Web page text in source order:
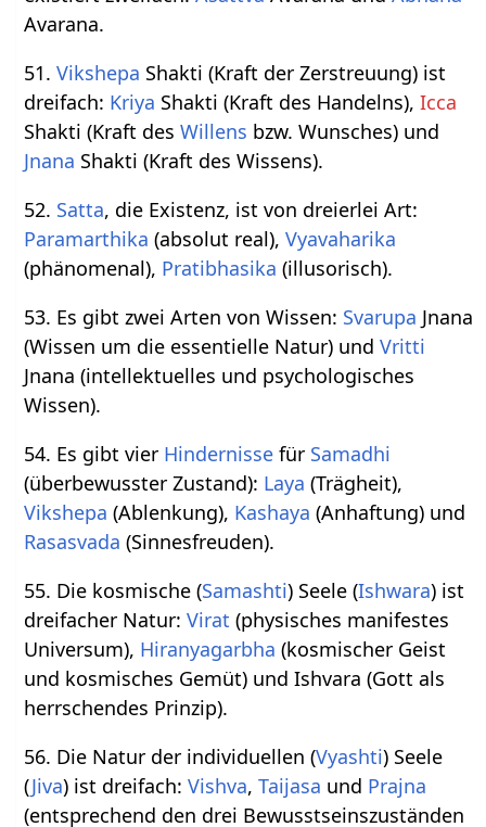
Avarana.
51.Vikshepa Shakti (Kraft der Zerstreuung) ist
dreifach: Kriya Shakti (Kraft des Handelns),Icca
Shakti (Kraft desWillens bzw. Wunsches) und
Jnana Shakti (Kraft des Wissens).
52. Satta, die Existenz, ist von dreierlei Art:
Paramarthika (absolut real),Vyavaharika
(phänomenal), Pratibhasika (illusorisch).
53. Es gibt zwei Arten von Wissen: Svarupa Jnana
(Wissen um die essentielle Natur) undVritti
Jnana (intellektuelles und psychologisches
Wissen).
54. Es gibt vier Hindernisse für Samadhi
(überbewusster Zustand): Laya (Trägheit),
Vikshepa (Ablenkung), Kashaya (Anhaftung) und
Rasasvada (Sinnesfreuden).
55. Die kosmische (Samashti) Seele (Ishwara) ist
dreifacher Natur:Virat (physisches manifestes
Universum), Hiranyagarbha (kosmischer Geist
und kosmisches Gemüt) und Ishvara (Gott als
herrschendes Prinzip).
56. Die Natur der individuellen (Vyashti) Seele
(Jiva) ist dreifach:Vishva,Taijasa und Prajna
(entsprechend den drei Bewusstseinszuständen